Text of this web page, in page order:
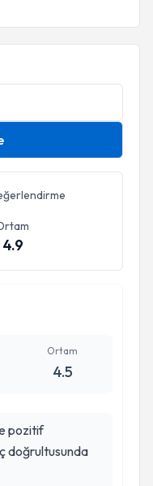
4.9
Ortam
4.5
pozitif
doğrultusunda